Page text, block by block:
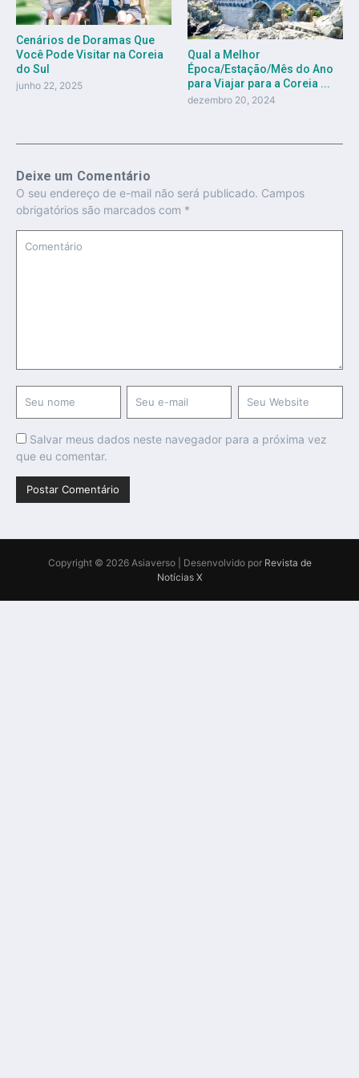
Cenários de Doramas Que
Você Pode Visitar na Coreia
do Sul
junho 22, 2025
Qual a Melhor
Época/Estação/Mês do Ano
para Viajar para a Coreia ...
dezembro 20, 2024
Deixe um Comentário
O seu endereço de e-mail não será publicado. Campos
obrigatórios são marcados com *
Salvar meus dados neste navegador para a próxima vez
que eu comentar.
Copyright © 2026 Asiaverso | Desenvolvido por Revista de
Notícias X